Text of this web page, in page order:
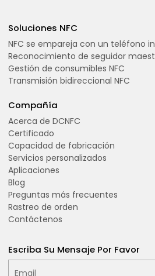
Soluciones NFC
NFC se empareja con un teléfono
Reconocimiento de seguidor
Gestión de consumibles NFC
Transmisión bidireccional NFC
Compañía
Acerca de DCNFC
Certificado
Capacidad de fabricación
Servicios personalizados
Aplicaciones
Blog
Preguntas más frecuentes
Rastreo de orden
Contáctenos
Escriba Su Mensaje Por Favor